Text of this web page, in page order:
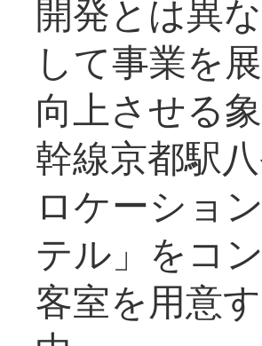
開発とは異
して事業を
向上させる
幹線京都駅
ロケーショ
テル」をコ
客室を用意